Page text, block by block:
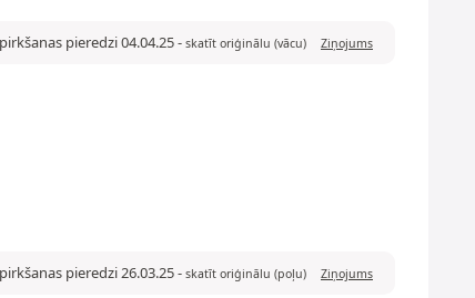
pieredzi 04.04.25- skatīt oriģinālu (vācu) Ziņojums
pieredzi 26.03.25- skatīt oriģinālu (poļu) Ziņojums